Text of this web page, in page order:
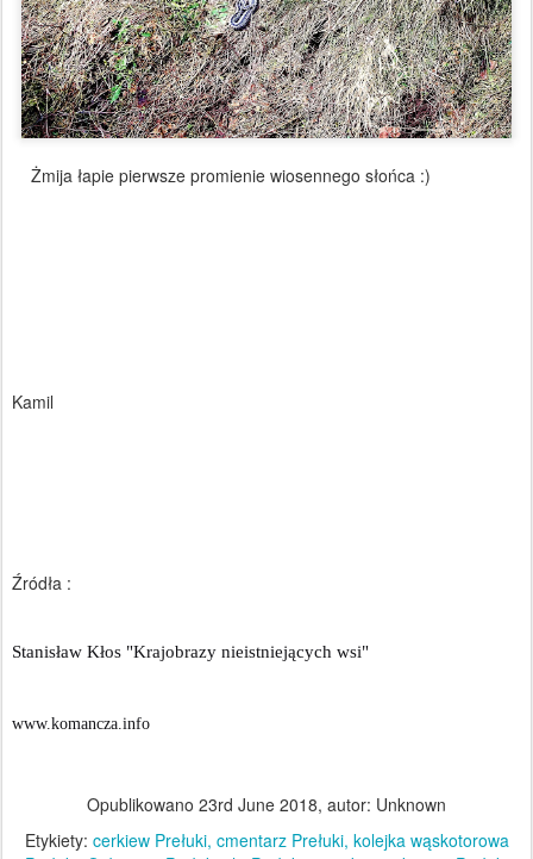
Żmija łapie pierwsze promienie wiosennego słońca :)
Kamil
Źródła :
Stanisław Kłos "Krajobrazy nieistniejących wsi"
www.komancza.info
Opublikowano 23rd June 2018, autor: Unknown
Etykiety: cerkiew Prełuki cmentarz Prełuki kolejka wąskotorowa